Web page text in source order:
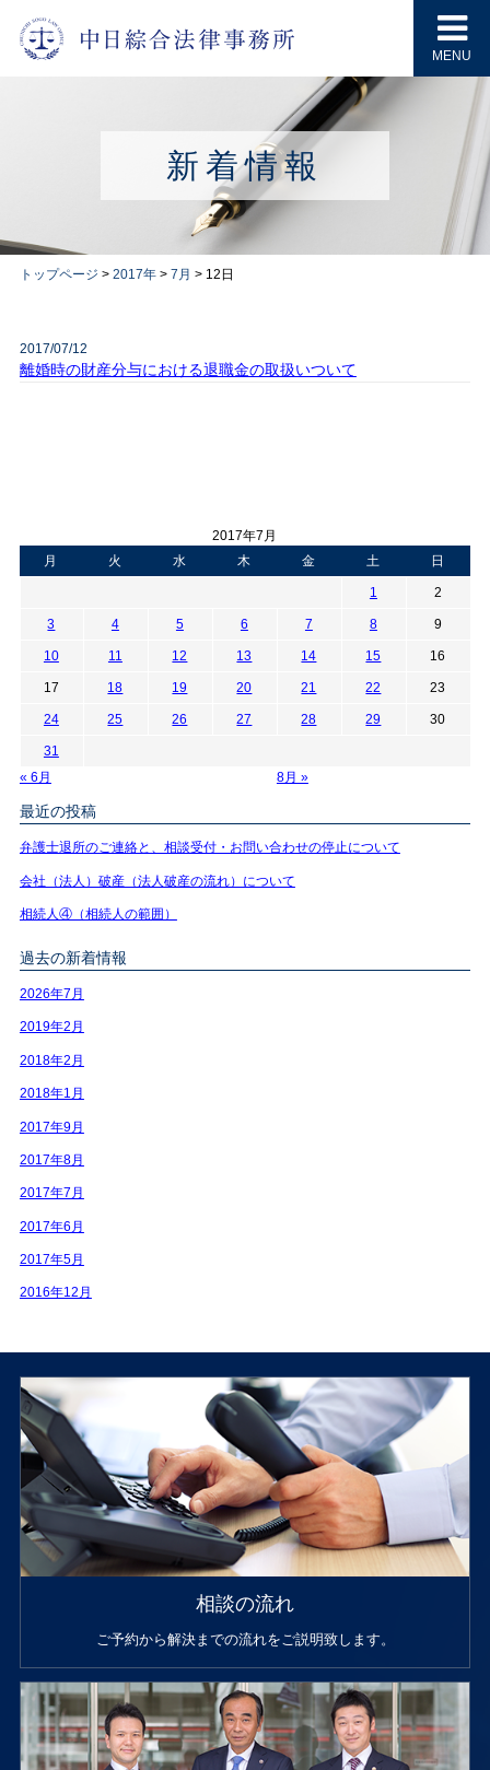
新着情報
トップページ > 2017年> 7月 > 12日
2017/07/12
離婚時の財産分与における退職金の取扱いついて
2017年7月
月
火 水 木 金 土 日
« 6月 8月 »
1 2
3 4 5 6 7 8 9
10 11 12 13 14 15 16
17 18 19 20 21 22 23
24 25 26 27 28 29 30
31
最近の投稿
弁護士退所のご連絡と、相談受付・お問い合わせの停止について
会社（法人）破産（法人破産の流れ）について
相続人④（相続人の範囲）
過去の新着情報
2026年7月
2019年2月
2018年2月
2018年1月
2017年9月
2017年8月
2017年7月
2017年6月
2017年5月
2016年12月
相談の流れ
ご予約から解決までの流れをご説明致します。
MENU